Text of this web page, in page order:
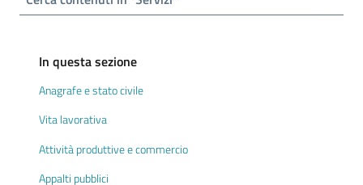
Servizi
Documenti
dati
In questa sezione
Anagrafe e stato civile
Vita lavorativa
Attività produttive e commercio
Appalti pubblici